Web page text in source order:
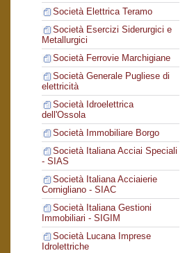
Società Elettrica Teramo
Società Esercizi Siderurgici e
Metallurgici
Società Ferrovie Marchigiane
Società Generale Pugliese di
elettricità
Società Idroelettrica
dell'Ossola
Società Immobiliare Borgo
Società Italiana Acciai Speciali
- SIAS
Società Italiana Acciaierie
Cornigliano - SIAC
Società Italiana Gestioni
Immobiliari - SIGIM
Società Lucana Imprese
Idrolettriche